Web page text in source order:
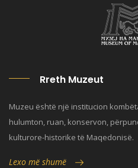
Rreth Muzeut
Muzeu është një institucion
hulumton, ruan, konservon,
kulturore-historike të Maqedonisë.
Lexo më shumë